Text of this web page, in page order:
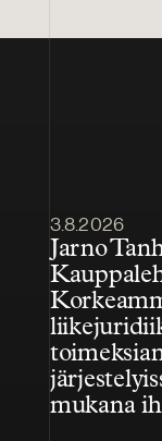
Julkaistu
3.8.2026
Jarno
mukana